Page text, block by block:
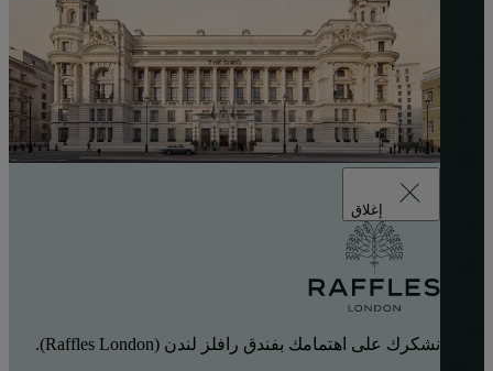
إغلاق
نشكرك على اهتمامك بفندق رافلز لندن (Raffles London).